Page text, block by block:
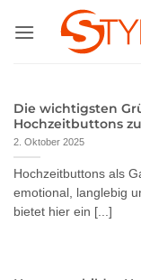
Inhalt
Die wichtigsten
Hochzeitbuttons
2. Oktober 2025
Hochzeitbuttons als
emotional, langlebig
bietet hier ein [...]